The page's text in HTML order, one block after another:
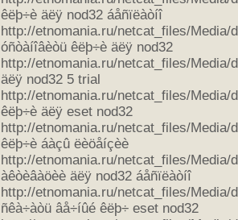
êëþ÷è äëÿ nod32 áåñïëàòíî
http://etnomania.ru/netcat_files/Media/
óñòàíîâèòü êëþ÷è äëÿ nod32
http://etnomania.ru/netcat_files/Media/
äëÿ nod32 5 trial
http://etnomania.ru/netcat_files/Media/
êëþ÷è äëÿ eset nod32
http://etnomania.ru/netcat_files/Media/
êëþ÷è áàçû ëèöåíçèè
http://etnomania.ru/netcat_files/Media/
àêòèâàöèè äëÿ nod32 áåñïëàòíî
http://etnomania.ru/netcat_files/Media/
ñêà÷àòü âå÷íûé êëþ÷ eset nod32